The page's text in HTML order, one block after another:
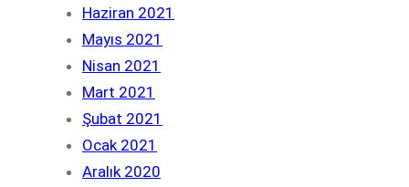
Haziran 2021
Mayıs 2021
Nisan 2021
Mart 2021
Şubat 2021
Ocak 2021
Aralık 2020